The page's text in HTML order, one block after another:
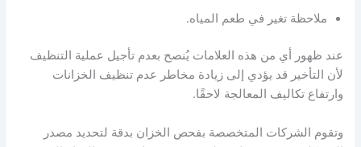
ملاحظة تغير في طعم المياه.
عند ظهور أي من هذه العلامات يُنصح بعدم تأجيل عملية التنظيف
لأن التأخير قد يؤدي إلى زيادة مخاطر عدم تنظيف الخزانات
وارتفاع تكاليف المعالجة لاحقًا.
وتقوم الشركات المتخصصة بفحص الخزان بدقة لتحديد مصدر